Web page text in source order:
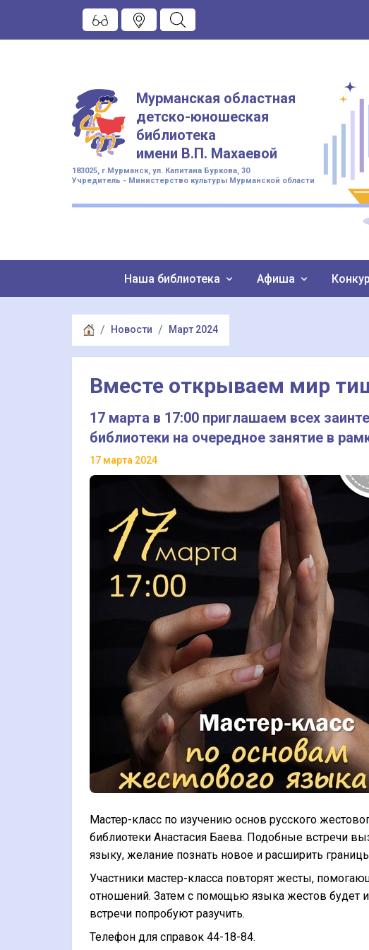
Мурманская областная
детско-юношеская
библиотека
имени В.П. Махаевой
183025, г.Мурманск, ул. Капитана Буркова, 30
Учредитель - Министерство культуры Мурманской области
Наша библиотека Афиша
Новости Март 2024
Вместе открываем мир
17 марта в 17:00 приглашаем всех
библиотеки на очередное занятие в
17 марта 2024
Мастер-класс по изучению основ русского
библиотеки Анастасия Баева. Подобные встречи
языку, желание познать новое и расширить
Участники мастер-класса повторят жесты,
отношений. Затем с помощью языка жестов будет
встречи попробуют разучить.
Телефон для справок 44-18-84.